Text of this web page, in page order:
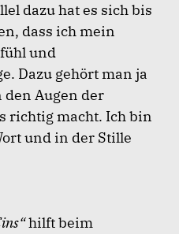
dazu hat es sich bis
dass ich mein
und
Dazu gehört man ja
Augen der
richtig macht. Ich bin
und in der Stille
hilft beim